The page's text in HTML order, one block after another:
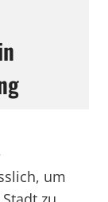
um